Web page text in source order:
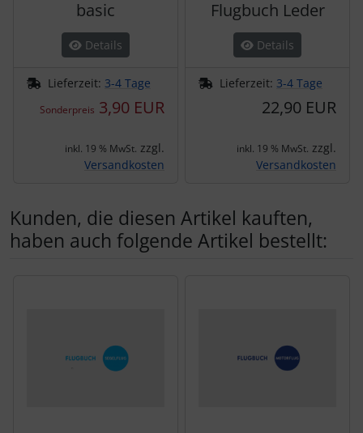
basic
Details
Lieferzeit: 3-4 Tage
Sonderpreis 3,90 EUR
inkl. 19 % MwSt. zzgl.
Versandkosten
Flugbuch Leder
Details
Lieferzeit: 3-4 Tage
22,90 EUR
inkl. 19 % MwSt. zzgl.
Versandkosten
Kunden, die diesen Artikel kauften,
haben auch folgende Artikel bestellt: